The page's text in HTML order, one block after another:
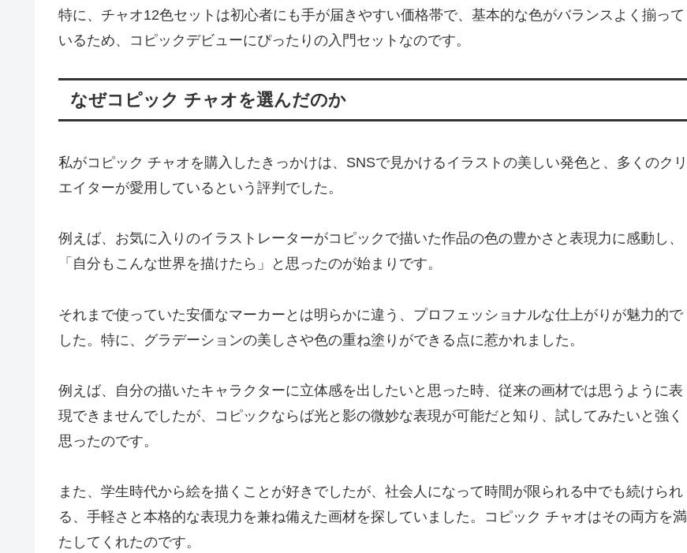
特に、チャオ12色セットは初心者にも手が届きやすい価格帯で、基本的な色がバランスよく揃って
いるため、コピックデビューにぴったりの入門セットなのです。
なぜコピック チャオを選んだのか
私がコピック チャオを購入したきっかけは、SNSで見かけるイラストの美しい発色と、多くのクリ
エイターが愛用しているという評判でした。
例えば、お気に入りのイラストレーターがコピックで描いた作品の色の豊かさと表現力に感動し、
「自分もこんな世界を描けたら」と思ったのが始まりです。
それまで使っていた安価なマーカーとは明らかに違う、プロフェッショナルな仕上がりが魅力的で
した。特に、グラデーションの美しさや色の重ね塗りができる点に惹かれました。
例えば、自分の描いたキャラクターに立体感を出したいと思った時、従来の画材では思うように表
現できませんでしたが、コピックならば光と影の微妙な表現が可能だと知り、試してみたいと強く
思ったのです。
また、学生時代から絵を描くことが好きでしたが、社会人になって時間が限られる中でも続けられ
る、手軽さと本格的な表現力を兼ね備えた画材を探していました。コピック チャオはその両方を満
たしてくれたのです。